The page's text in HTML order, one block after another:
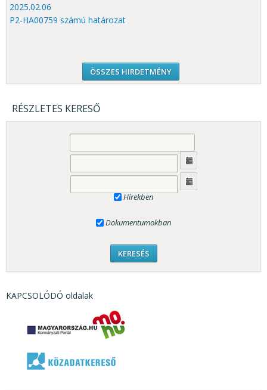
2025.02.06
P2-HA00759 számú határozat
ÖSSZES HIRDETMÉNY
RÉSZLETES KERESŐ
Hírekben
Dokumentumokban
KAPCSOLÓDÓ oldalak